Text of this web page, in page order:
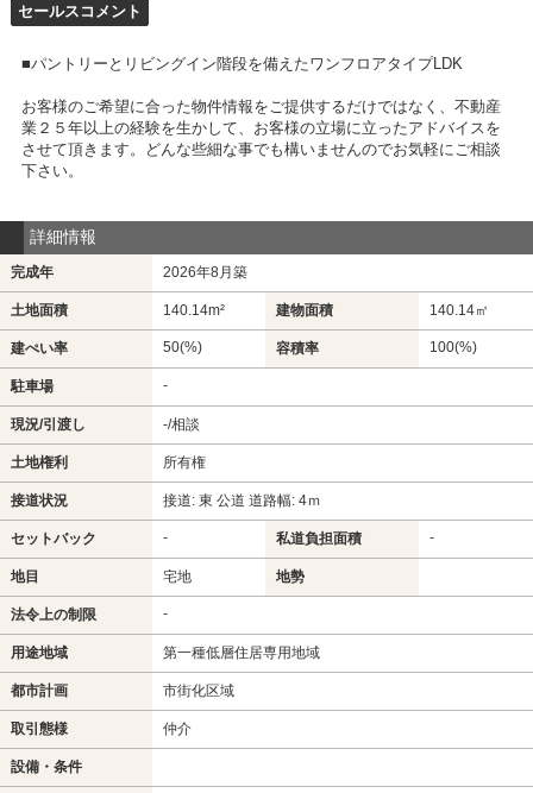
セールスコメント
■パントリーとリビングイン階段を備えたワンフロアタイプLDK
お客様のご希望に合った物件情報をご提供するだけではなく、不動産
業２５年以上の経験を生かして、お客様の立場に立ったアドバイスを
させて頂きます。どんな些細な事でも構いませんのでお気軽にご相談
下さい。
詳細情報
完成年 2026年8月築
土地面積 140.14m² 建物面積 140.14㎡
建ぺい率 50(%) 容積率 100(%)
駐車場 -
現況/引渡し -/相談
土地権利 所有権
接道状況 接道: 東 公道 道路幅: 4ｍ
セットバック - 私道負担面積 -
地目 宅地 地勢
法令上の制限 -
用途地域 第一種低層住居専用地域
都市計画 市街化区域
取引態様 仲介
設備・条件